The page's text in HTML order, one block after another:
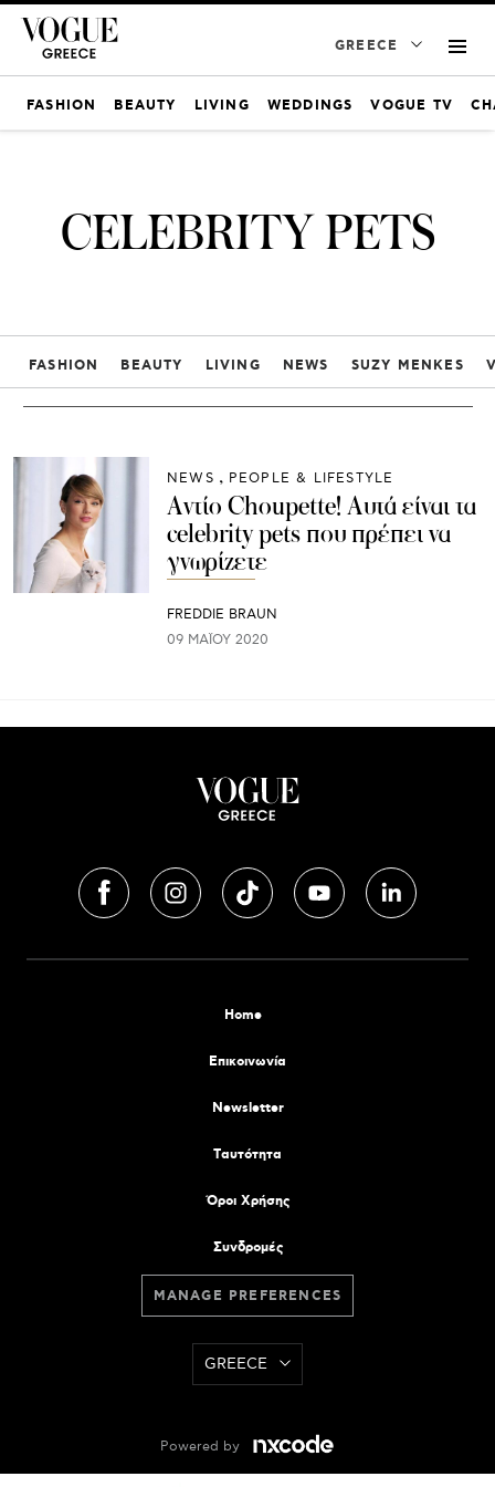
GREECE
FASHION BEAUTY LIVING WEDDINGS VOGUE TV
CELEBRITY PETS
FASHION BEAUTY LIVING NEWS SUZY MENKES
NEWS PEOPLE & LIFESTYLE
Αντίο Choupette! Αυτά είναι τα
celebrity pets που πρέπει να
γνωρίζετε
FREDDIE BRAUN
09 ΜΑΪ́ΟΥ 2020
Home
Επικοινωνία
Newsletter
Tαυτότητα
Όροι Χρήσης
Συνδρομές
MANAGE PREFERENCES
GREECE
Powered by